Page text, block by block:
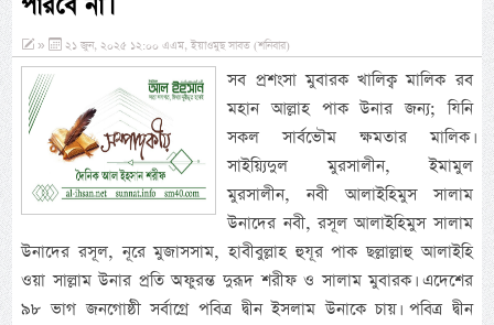
» ২১ জুন, ২০২৫ ১২:০০ এএম, ইয়াওমুছ সাবত (শনিবার)
সব প্রশংসা মুবারক খালিক্ব মালিক রব
মহান আল্লাহ পাক উনার জন্য; যিনি
সকল সার্বভৌম ক্ষমতার মালিক।
সাইয়্যিদুল মুরসালীন, ইমামুল
মুরসালীন, নবী আলাইহিমুস সালাম
উনাদের নবী, রসূল আলাইহিমুস সালাম
উনাদের রসূল, নূরে মুজাসসাম, হাবীবুল্লাহ হুযূর পাক ছল্লাল্লাহু আলাইহি
ওয়া সাল্লাম উনার প্রতি অফুরন্ত দুরূদ শরীফ ও সালাম মুবারক। এদেশের
৯৮ ভাগ জনগোষ্ঠী সর্বাগ্রে পবিত্র দ্বীন ইসলাম উনাকে চায়। পবিত্র দ্বীন